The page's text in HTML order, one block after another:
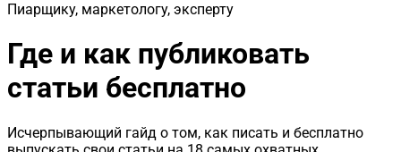
Пиарщику, маркетологу, эксперту
Где и как публиковать
статьи бесплатно
Исчерпывающий гайд о том, как писать и бесплатно